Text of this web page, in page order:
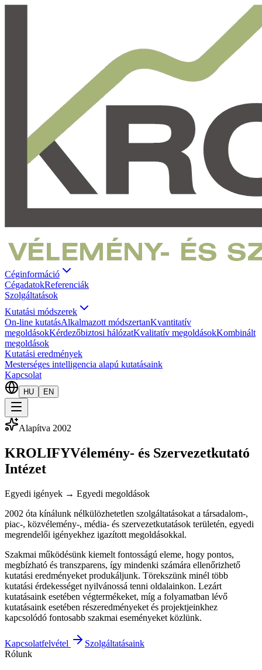
Céginformáció
CégadatokReferenciák
Szolgáltatások
Kutatási módszerek
On-line kutatásAlkalmazott módszertanKvantitatív
megoldásokKérdezőbiztosi hálózatKvalitatív megoldásokKombinált
megoldások
Kutatási eredmények
Mesterséges intelligencia alapú kutatásaink
Kapcsolat
HU EN
Alapítva 2002
KROLIFYVélemény- és Szervezetkutató
Intézet
Egyedi igények → Egyedi megoldások
2002 óta kínálunk nélkülözhetetlen szolgáltatásokat a társadalom-,
piac-, közvélemény-, média- és szervezetkutatások területén, egyedi
megrendelői igényekhez igazított megoldásokkal.
Szakmai működésünk kiemelt fontosságú eleme, hogy pontos,
megbízható és transzparens, így mindenki számára ellenőrizhető
kutatási eredményeket produkáljunk. Törekszünk minél több
kutatási érdekességet nyilvánossá tenni oldalainkon. Lezárt
kutatásaink esetében végtermékeket, míg a folyamatban lévő
kutatásaink esetében részeredményeket és projektjeinkhez
kapcsolódó fontosabb szakmai eseményeket közlünk.
Kapcsolatfelvétel
Szolgáltatásaink
Rólunk